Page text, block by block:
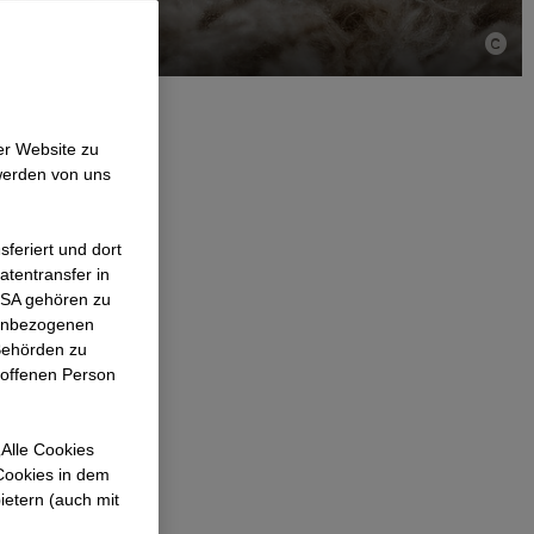
die bei
unsere
was
für
Website zu
von uns
und dort
in
gehören zu
zu
Person
Cookies
in dem
(auch mit